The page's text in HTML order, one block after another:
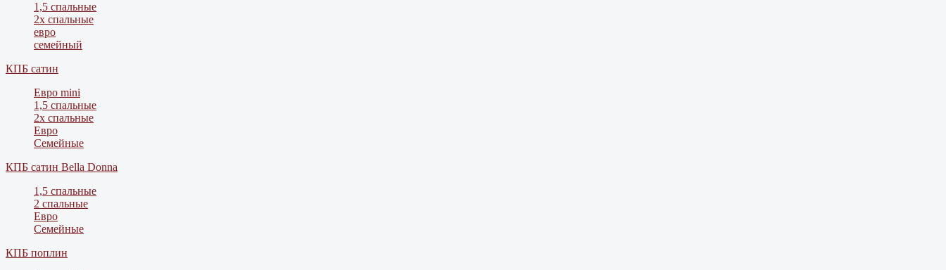
1,5 спальные
2х спальные
евро
семейный
КПБ сатин
Евро mini
1,5 спальные
2х спальные
Евро
Семейные
КПБ сатин Bella Donna
1,5 спальные
2 спальные
Евро
Семейные
КПБ поплин